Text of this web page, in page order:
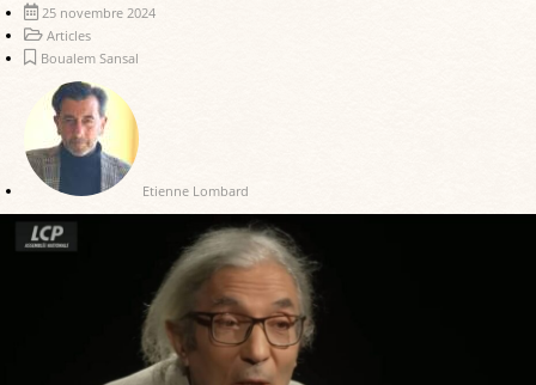
25 novembre 2024
Articles
Boualem Sansal
Etienne Lombard